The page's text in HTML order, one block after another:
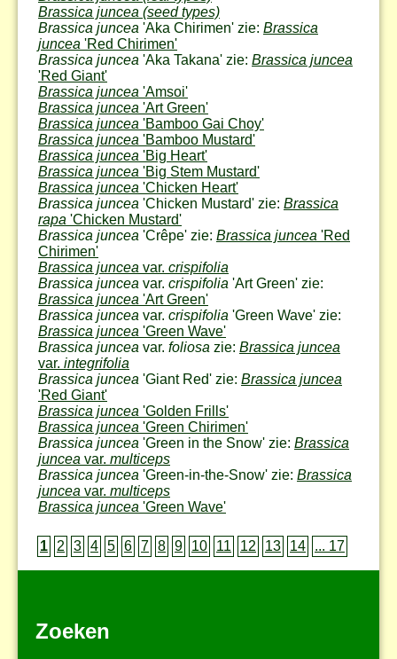
Brassica juncea (seed types)
Brassica juncea 'Aka Chirimen' zie: Brassica
juncea 'Red Chirimen'
Brassica juncea 'Aka Takana' zie: Brassica juncea
'Red Giant'
Brassica juncea 'Amsoi'
Brassica juncea 'Art Green'
Brassica juncea 'Bamboo Gai Choy'
Brassica juncea 'Bamboo Mustard'
Brassica juncea 'Big Heart'
Brassica juncea 'Big Stem Mustard'
Brassica juncea 'Chicken Heart'
Brassica juncea 'Chicken Mustard' zie: Brassica
rapa 'Chicken Mustard'
Brassica juncea 'Crêpe' zie: Brassica juncea 'Red
Chirimen'
Brassica juncea var. crispifolia
Brassica juncea var. crispifolia 'Art Green' zie:
Brassica juncea 'Art Green'
Brassica juncea var. crispifolia 'Green Wave' zie:
Brassica juncea 'Green Wave'
Brassica juncea var. foliosa zie: Brassica juncea
var. integrifolia
Brassica juncea 'Giant Red' zie: Brassica juncea
'Red Giant'
Brassica juncea 'Golden Frills'
Brassica juncea 'Green Chirimen'
Brassica juncea 'Green in the Snow' zie: Brassica
juncea var. multiceps
Brassica juncea 'Green-in-the-Snow' zie: Brassica
juncea var. multiceps
Brassica juncea 'Green Wave'
1 2 3 4 5 6 7 8 9 10 11 12 13 14 ... 17
Zoeken